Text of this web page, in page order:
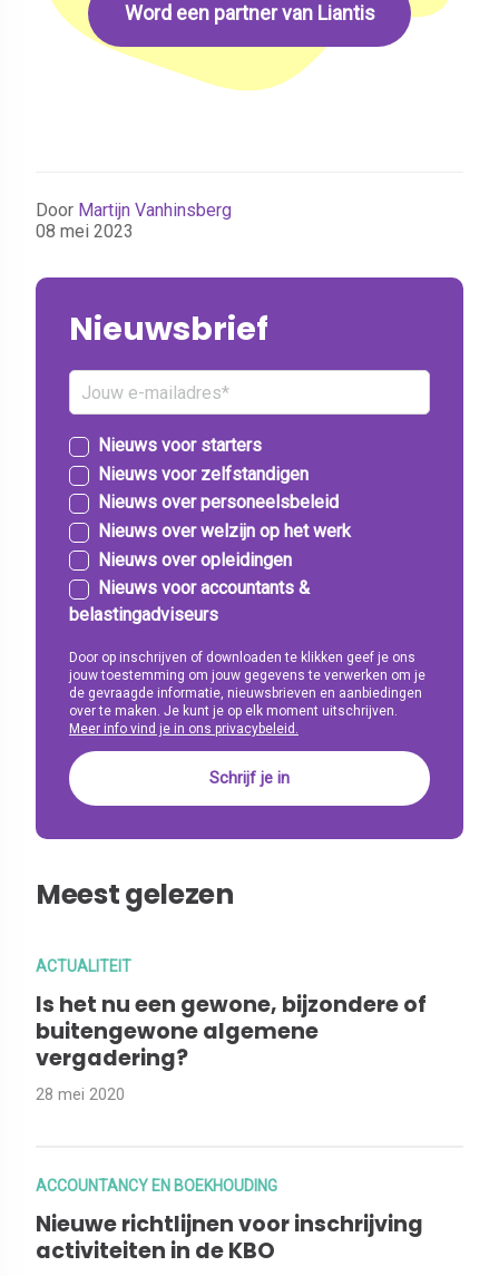
Word een partner van Liantis
Door Martijn Vanhinsberg
08 mei 2023
Nieuwsbrief
Nieuws voor starters
Nieuws voor zelfstandigen
Nieuws over personeelsbeleid
Nieuws over welzijn op het werk
Nieuws over opleidingen
Nieuws voor accountants &
belastingadviseurs
Door op inschrijven of downloaden te klikken geef je ons
jouw toestemming om jouw gegevens te verwerken om je
de gevraagde informatie, nieuwsbrieven en aanbiedingen
over te maken. Je kunt je op elk moment uitschrijven.
Meer info vind je in ons privacybeleid.
Meest gelezen
ACTUALITEIT
Is het nu een gewone, bijzondere of
buitengewone algemene
vergadering?
28 mei 2020
ACCOUNTANCY EN BOEKHOUDING
Nieuwe richtlijnen voor inschrijving
activiteiten in de KBO